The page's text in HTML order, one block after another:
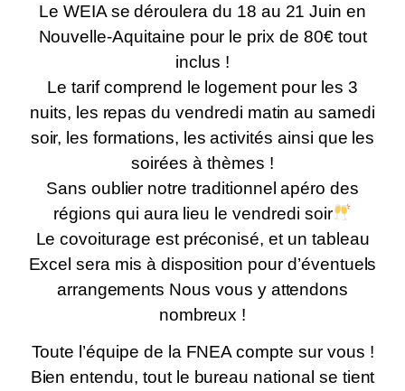
Le WEIA se déroulera du 18 au 21 Juin en
Nouvelle-Aquitaine pour le prix de 80€ tout
inclus !
Le tarif comprend le logement pour les 3
nuits, les repas du vendredi matin au samedi
soir, les formations, les activités ainsi que les
soirées à thèmes !
Sans oublier notre traditionnel apéro des
régions qui aura lieu le vendredi soir
Le covoiturage est préconisé, et un tableau
Excel sera mis à disposition pour d’éventuels
arrangements Nous vous y attendons
nombreux !
Toute l’équipe de la FNEA compte sur vous !
Bien entendu, tout le bureau national se tient